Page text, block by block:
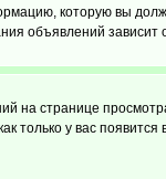
которую вы
объявлений
на странице
только у вас